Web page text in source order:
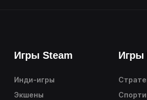
Игры Steam
Инди-игры
Экшены
Игры